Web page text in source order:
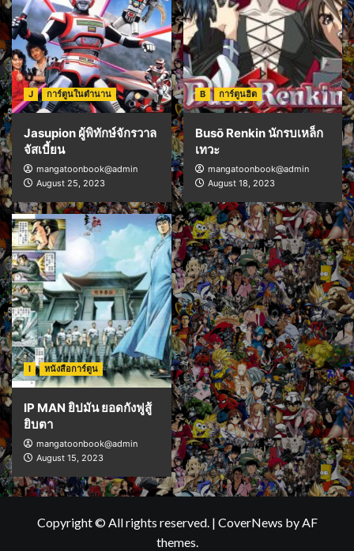
J การ์ตูนในตำนาน
Jasupion ผู้พิทักษ์จักรวาล
จัสเบี้ยน
mangatoonbook@admin
August 25, 2023
B การ์ตูนฮิต
Busō Renkin นักรบเหล็ก
เทวะ
mangatoonbook@admin
August 18, 2023
I หนังสือการ์ตูน
IP MAN ยิปมัน ยอดกังฟูสู้
ยิบตา
mangatoonbook@admin
August 15, 2023
Copyright © All rights reserved. | CoverNews by AF
themes.